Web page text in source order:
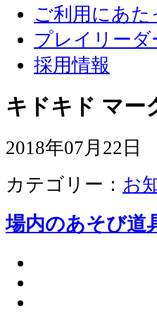
ご利用にあ
プレイリーダ
採用情報
キドキド マー
2018年07月22日
カテゴリー： お
場内のあそび